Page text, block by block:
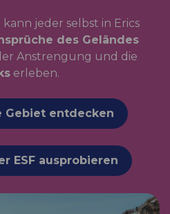
kann jeder selbst in Erics
des Geländes
Anstrengung und die
erleben.
Gebiet entdecken
ESF ausprobieren